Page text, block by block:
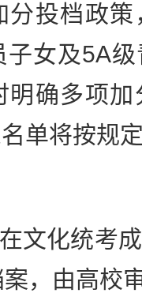
分投档政
子女及5A
明确多项
单将按规
化统考成
，由高校